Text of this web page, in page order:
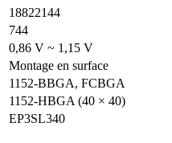
18822144
744
0,86 V ~ 1,15 V
Montage en surface
1152-BBGA, FCBGA
1152-HBGA (40 × 40)
EP3SL340